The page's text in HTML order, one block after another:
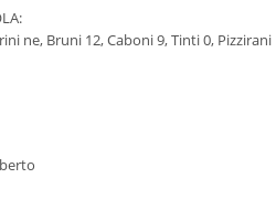
ne, Bruni 12, Caboni 9, Tinti 0,